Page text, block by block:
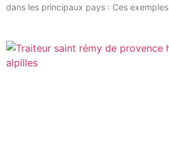
dans les principaux pays : Ces exemples